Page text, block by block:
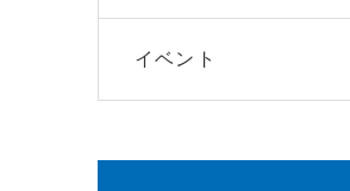
イベント